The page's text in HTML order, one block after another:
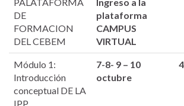
PALATAFORMA
DE
FORMACION
DEL CEBEM
Ingreso a la
plataforma
CAMPUS
VIRTUAL
Módulo 1:
Introducción
conceptual DE LA
IPP
7-8- 9 – 10
octubre